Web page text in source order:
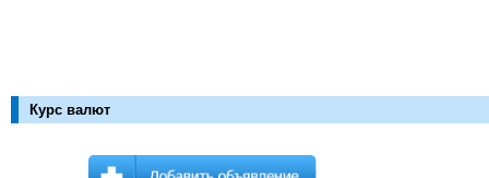
Курс валют